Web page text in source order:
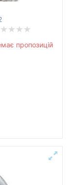
пропозицій